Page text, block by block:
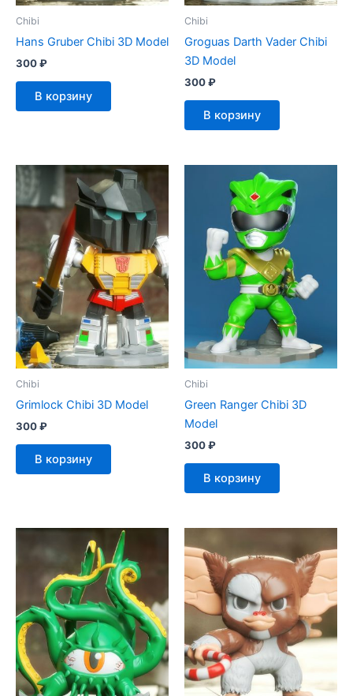
Chibi
Hans Gruber Chibi 3D Model
300₽
В корзину
Chibi
Groguas Darth Vader Chibi
3D Model
300₽
В корзину
Chibi
Grimlock Chibi 3D Model
300₽
В корзину
Chibi
Green Ranger Chibi 3D
Model
300₽
В корзину